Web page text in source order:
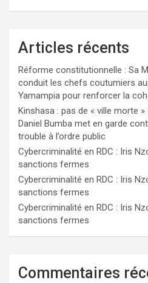
Articles récents
Réforme constitutionnelle : Sa
conduit les chefs coutumiers
Yamampia pour renforcer la
Kinshasa : pas de « ville morte
Daniel Bumba met en garde
trouble à l’ordre public
Cybercriminalité en RDC : Iris
sanctions fermes
Cybercriminalité en RDC : Iris
sanctions fermes
Cybercriminalité en RDC : Iris
sanctions fermes
Commentaires